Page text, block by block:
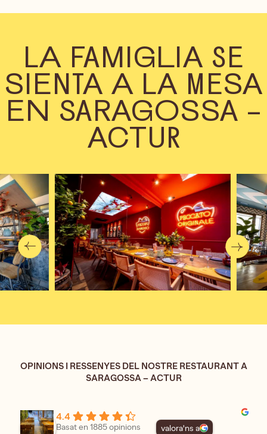
LA FAMIGLIA SE
SIENTA A LA MESA
EN SARAGOSSA –
ACTUR
OPINIONS I RESSENYES DEL NOSTRE RESTAURANT A
SARAGOSSA – ACTUR
4.4
Basat en 1885 opinions valora'ns a